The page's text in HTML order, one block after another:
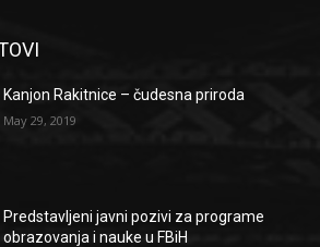
Kanjon Rakitnice – čudesna priroda
May 29, 2019
Predstavljeni javni pozivi za programe
obrazovanja i nauke u FBiH